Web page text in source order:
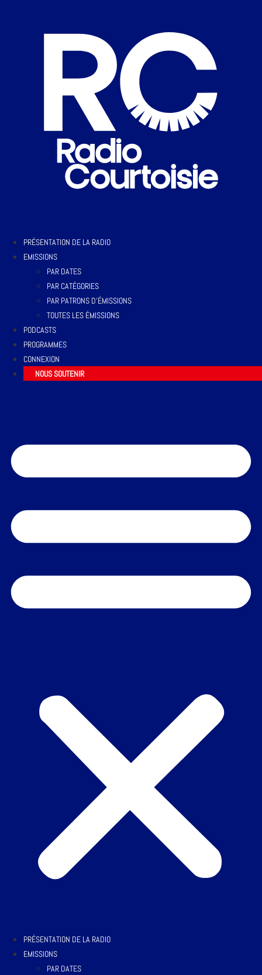
PRÉSENTATION DE LA RADIO
EMISSIONS
PAR DATES
PAR CATÉGORIES
PAR PATRONS D’ÉMISSIONS
TOUTES LES ÉMISSIONS
PODCASTS
PROGRAMMES
CONNEXION
NOUS SOUTENIR
PRÉSENTATION DE LA RADIO
EMISSIONS
PAR DATES